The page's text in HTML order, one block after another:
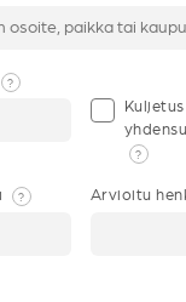
?
?
? Arvioitu